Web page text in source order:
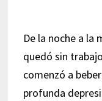
De la noche a la
quedó sin
comenzó a
profunda